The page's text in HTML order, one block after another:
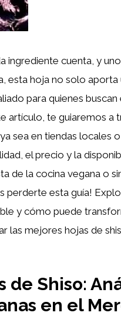
ingrediente cuenta, y
esta hoja no solo
para quienes buscan
artículo, te guiaremos a
sea en tiendas locales
el precio y la
de la cocina vegana o
perderte esta guía!
y cómo puede
las mejores hojas de
Shiso:
en el